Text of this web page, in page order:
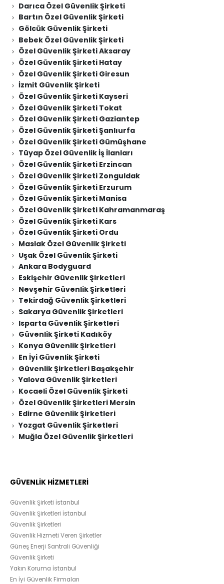
Darıca Özel Güvenlik Şirketi
Bartın Özel Güvenlik Şirketi
Gölcük Güvenlik Şirketi
Bebek Özel Güvenlik Şirketi
Özel Güvenlik Şirketi Aksaray
Özel Güvenlik Şirketi Hatay
Özel Güvenlik Şirketi Giresun
İzmit Güvenlik Şirketi
Özel Güvenlik Şirketi Kayseri
Özel Güvenlik Şirketi Tokat
Özel Güvenlik Şirketi Gaziantep
Özel Güvenlik Şirketi Şanlıurfa
Özel Güvenlik Şirketi Gümüşhane
Tüyap Özel Güvenlik İş İlanları
Özel Güvenlik Şirketi Erzincan
Özel Güvenlik Şirketi Zonguldak
Özel Güvenlik Şirketi Erzurum
Özel Güvenlik Şirketi Manisa
Özel Güvenlik Şirketi Kahramanmaraş
Özel Güvenlik Şirketi Kars
Özel Güvenlik Şirketi Ordu
Maslak Özel Güvenlik Şirketi
Uşak Özel Güvenlik Şirketi
Ankara Bodyguard
Eskişehir Güvenlik Şirketleri
Nevşehir Güvenlik Şirketleri
Tekirdağ Güvenlik Şirketleri
Sakarya Güvenlik Şirketleri
Isparta Güvenlik Şirketleri
Güvenlik Şirketi Kadıköy
Konya Güvenlik Şirketleri
En İyi Güvenlik Şirketi
Güvenlik Şirketleri Başakşehir
Yalova Güvenlik Şirketleri
Kocaeli Özel Güvenlik Şirketi
Özel Güvenlik Şirketleri Mersin
Edirne Güvenlik Şirketleri
Yozgat Güvenlik Şirketleri
Muğla Özel Güvenlik Şirketleri
GÜVENLİK HİZMETLERİ
Güvenlik Şirketi İstanbul
Güvenlik Şirketleri İstanbul
Güvenlik Şirketleri
Güvenlik Hizmeti Veren Şirketler
Güneş Enerji Santrali Güvenliği
Güvenlik Şirketi
Yakın Koruma İstanbul
En İyi Güvenlik Firmaları